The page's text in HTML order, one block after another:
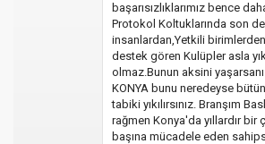
başarısızlıklarımız bence
Protokol Koltuklarında son
insanlardan,Yetkili
destek gören Kulüpler asla
olmaz.Bunun aksini
KONYA bunu neredeyse
tabiki yıkılırsınız. Branşım
rağmen Konya'da yıllardır bir
başına mücadele eden